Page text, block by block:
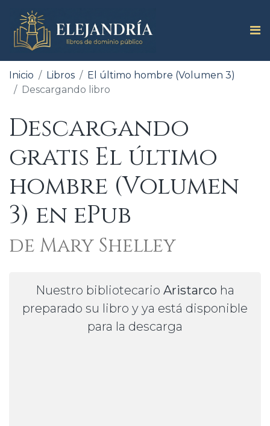
Inicio Libros
El último hombre (Volumen 3)
Descargando libro
Descargando
gratis El último
hombre (Volumen
3) en ePub
de Mary Shelley
Nuestro bibliotecario Aristarco ha
preparado su libro y ya está disponible
para la descarga